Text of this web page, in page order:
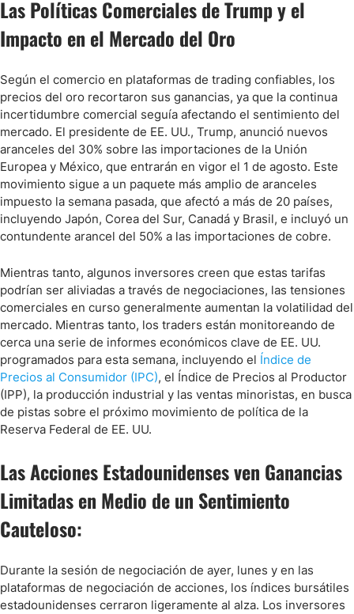
Las Políticas Comerciales de Trump y el
Impacto en el Mercado del Oro
Según el comercio en plataformas de trading confiables, los
precios del oro recortaron sus ganancias, ya que la continua
incertidumbre comercial seguía afectando el sentimiento del
mercado. El presidente de EE. UU., Trump, anunció nuevos
aranceles del 30% sobre las importaciones de la Unión
Europea y México, que entrarán en vigor el 1 de agosto. Este
movimiento sigue a un paquete más amplio de aranceles
impuesto la semana pasada, que afectó a más de 20 países,
incluyendo Japón, Corea del Sur, Canadá y Brasil, e incluyó un
contundente arancel del 50% a las importaciones de cobre.
Mientras tanto, algunos inversores creen que estas tarifas
podrían ser aliviadas a través de negociaciones, las tensiones
comerciales en curso generalmente aumentan la volatilidad del
mercado. Mientras tanto, los traders están monitoreando de
cerca una serie de informes económicos clave de EE. UU.
programados para esta semana, incluyendo el Índice de
Precios al Consumidor (IPC), el Índice de Precios al Productor
(IPP), la producción industrial y las ventas minoristas, en busca
de pistas sobre el próximo movimiento de política de la
Reserva Federal de EE. UU.
Las Acciones Estadounidenses ven Ganancias
Limitadas en Medio de un Sentimiento
Cauteloso:
Durante la sesión de negociación de ayer, lunes y en las
plataformas de negociación de acciones, los índices bursátiles
estadounidenses cerraron ligeramente al alza. Los inversores